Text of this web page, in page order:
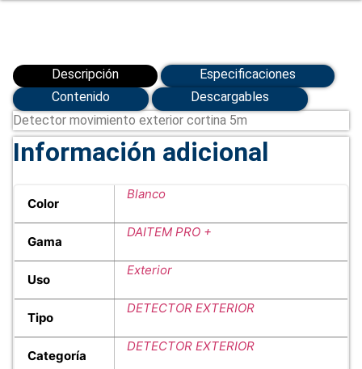
Descripción
Especificaciones
Contenido
Descargables
Detector movimiento exterior cortina 5m
Información adicional
Color
Blanco
Gama
DAITEM PRO +
Uso
Exterior
Tipo
DETECTOR EXTERIOR
Categoría
DETECTOR EXTERIOR